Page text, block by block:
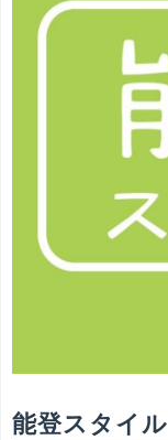
能登スタイル